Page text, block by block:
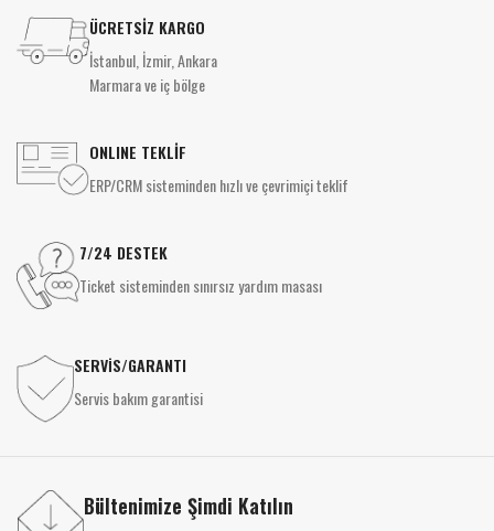
ÜCRETSİZ KARGO
İstanbul, İzmir, Ankara
Marmara ve iç bölge
ONLINE TEKLİF
ERP/CRM sisteminden hızlı ve çevrimiçi teklif
7/24 DESTEK
Ticket sisteminden sınırsız yardım masası
SERVİS/GARANTI
Servis bakım garantisi
Bültenimize Şimdi Katılın